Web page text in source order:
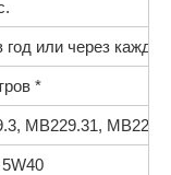
год или через
*
MB229.31,